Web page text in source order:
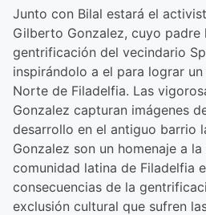
Junto con Bilal estará el
Gilberto Gonzalez, cuyo padre
gentrificación del vecindario
inspirándolo a el para lograr
Norte de Filadelfia. Las
Gonzalez capturan imágenes
desarrollo en el antiguo barrio
Gonzalez son un homenaje a
comunidad latina de Filadelfia
consecuencias de la
exclusión cultural que sufren